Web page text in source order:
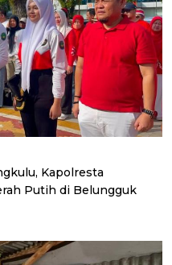
Kapolresta
Putih di Belungguk